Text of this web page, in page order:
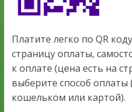
Платите легко по QR
страницу оплаты,
к оплате (цена есть на
выберите способ
кошельком или картой).